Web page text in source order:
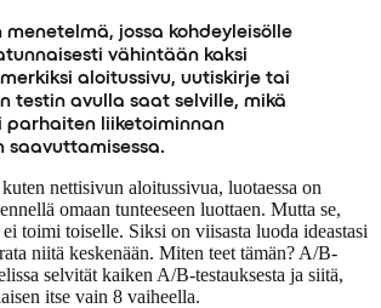
jossa kohdeyleisölle
vähintään kaksi
aloitussivu, uutiskirje tai
testin avulla saat selville, mikä
parhaiten liiketoiminnan
nettisivun aloitussivua, luotaessa on
omaan tunteeseen luottaen. Mutta se,
toimi toiselle. Siksi on viisasta luoda ideastasi
niitä keskenään. Miten teet tämän? A/B-
selvität kaiken A/B-testauksesta ja siitä,
itse vain 8 vaiheella.